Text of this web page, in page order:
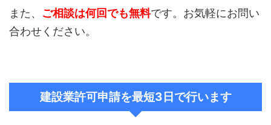
また、 ご相談は何回でも無料です。お気軽にお問い
合わせください。
建設業許可申請を最短3日で行います